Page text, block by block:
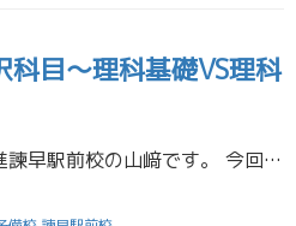
科目～理科基礎VS理科
こんにちは。東進諫早駅前校の山﨑です。 今回は、共通テストにおける理科の選択についてまとめていきたいと思います。 理科の選択科目として、物理を選ぶのか生物を選ぶのかについてはこちら